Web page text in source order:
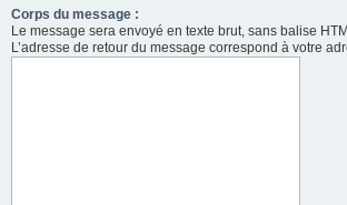
Corps du message :
Le message sera envoyé en texte brut, sans balise
L’adresse de retour du message correspond à votre